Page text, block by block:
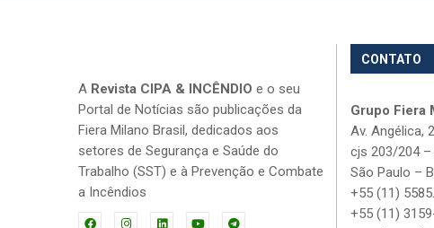
A Revista CIPA & INCÊNDIO e o seu
Portal de Notícias são publicações da
Fiera Milano Brasil, dedicados aos
setores de Segurança e Saúde do
Trabalho (SST) e à Prevenção e Combate
a Incêndios
CONTATO
Grupo Fiera
Av. Angélica,
cjs 203/204 –
São Paulo –
+55 (11)
+55 (11)